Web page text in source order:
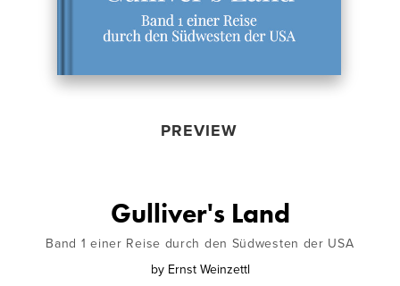
PREVIEW
Gulliver's Land
Band 1 einer Reise durch den Südwesten der USA
by Ernst Weinzettl